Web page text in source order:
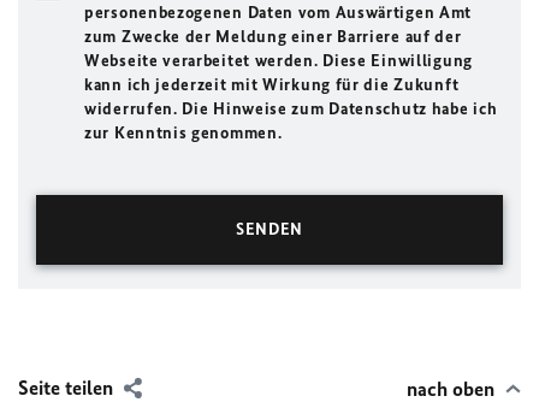
personenbezogenen Daten vom Auswärtigen Amt
zum Zwecke der Meldung einer Barriere auf der
Webseite verarbeitet werden. Diese Einwilligung
kann ich jederzeit mit Wirkung für die Zukunft
widerrufen. Die Hinweise zum Datenschutz habe ich
zur Kenntnis genommen.
Seite teilen nach oben